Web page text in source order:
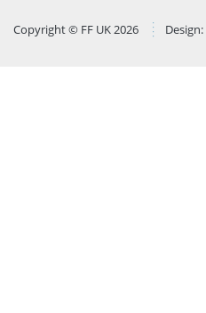
Copyright © FF UK 2026 Design: